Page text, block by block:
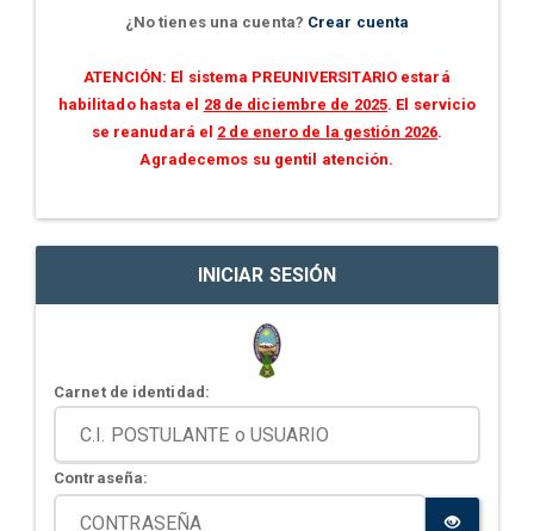
¿No tienes una cuenta? Crear cuenta
ATENCIÓN: El sistema PREUNIVERSITARIO estará
habilitado hasta el 28 de diciembre de 2025. El servicio
se reanudará el 2 de enero de la gestión 2026.
Agradecemos su gentil atención.
INICIAR SESIÓN
Carnet de identidad:
Contraseña: